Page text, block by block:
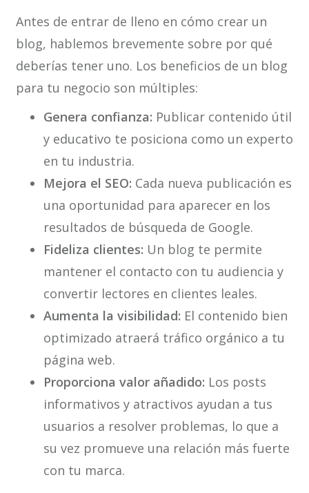
Antes de entrar de lleno en cómo crear un
blog, hablemos brevemente sobre por qué
deberías tener uno. Los beneficios de un blog
para tu negocio son múltiples:
Genera confianza: Publicar contenido útil
y educativo te posiciona como un experto
en tu industria.
Mejora el SEO: Cada nueva publicación es
una oportunidad para aparecer en los
resultados de búsqueda de Google.
Fideliza clientes: Un blog te permite
mantener el contacto con tu audiencia y
convertir lectores en clientes leales.
Aumenta la visibilidad: El contenido bien
optimizado atraerá tráfico orgánico a tu
página web.
Proporciona valor añadido: Los posts
informativos y atractivos ayudan a tus
usuarios a resolver problemas, lo que a
su vez promueve una relación más fuerte
con tu marca.